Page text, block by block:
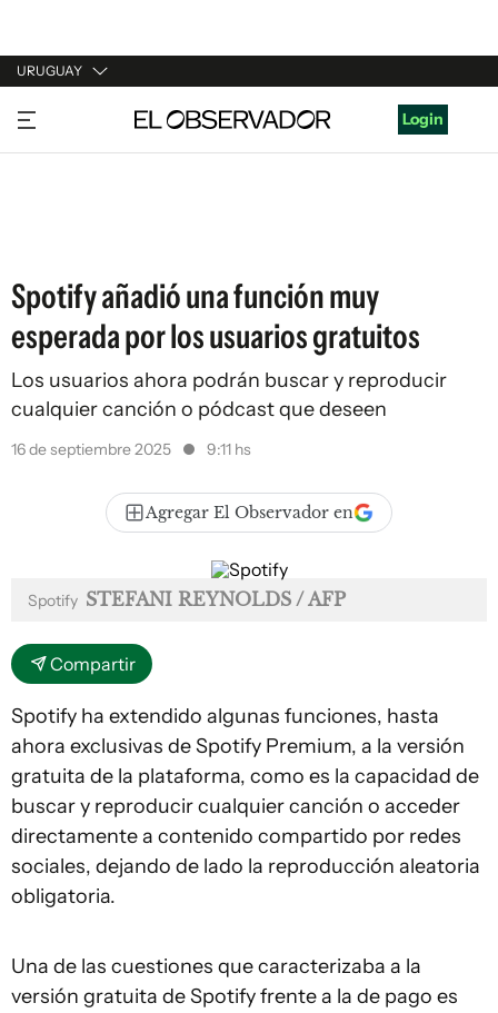
URUGUAY
URUGUAY
ARGENTINA
Login
Spotify añadió una función muy
esperada por los usuarios gratuitos
Los usuarios ahora podrán buscar y reproducir
cualquier canción o pódcast que deseen
16 de septiembre 2025 9:11 hs
Agregar El Observador en
Spotify STEFANI REYNOLDS / AFP
Compartir
Spotify ha extendido algunas funciones, hasta
ahora exclusivas de Spotify Premium, a la versión
gratuita de la plataforma, como es la capacidad de
buscar y reproducir cualquier canción o acceder
directamente a contenido compartido por redes
sociales, dejando de lado la reproducción aleatoria
obligatoria.
Una de las cuestiones que caracterizaba a la
versión gratuita de Spotify frente a la de pago es